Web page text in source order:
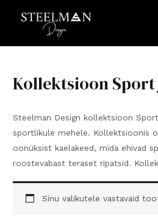
Kollektsioon Sport
Steelman Design kollektsioon
sportlikule mehele. Kollektsioonis
oonüksist kaelakeed, mida ehivad
roostevabast teraset ripatsid.
Sinu valikutele vastavaid